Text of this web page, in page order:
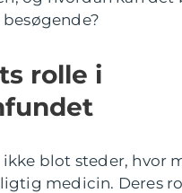
rolle i
blot steder, hvor
medicin. Deres